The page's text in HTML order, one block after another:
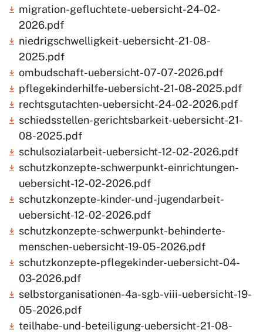
migration-gefluchtete-uebersicht-24-02-
2026.pdf
niedrigschwelligkeit-uebersicht-21-08-
2025.pdf
ombudschaft-uebersicht-07-07-2026.pdf
pflegekinderhilfe-uebersicht-21-08-2025.pdf
rechtsgutachten-uebersicht-24-02-2026.pdf
schiedsstellen-gerichtsbarkeit-uebersicht-21-
08-2025.pdf
schulsozialarbeit-uebersicht-12-02-2026.pdf
schutzkonzepte-schwerpunkt-einrichtungen-
uebersicht-12-02-2026.pdf
schutzkonzepte-kinder-und-jugendarbeit-
uebersicht-12-02-2026.pdf
schutzkonzepte-schwerpunkt-behinderte-
menschen-uebersicht-19-05-2026.pdf
schutzkonzepte-pflegekinder-uebersicht-04-
03-2026.pdf
selbstorganisationen-4a-sgb-viii-uebersicht-19-
05-2026.pdf
teilhabe-und-beteiligung-uebersicht-21-08-